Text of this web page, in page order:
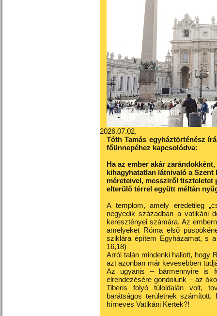
2026.07.02.
Tóth Tamás egyháztörténész
főünnepéhez kapcsolódva:
Ha az ember akár
kihagyhatatlan látnivaló a
méreteivel, messziről tiszteletet
elterülő térrel együtt méltán
A templom, amely eredetileg
negyedik században a vatikáni
keresztényei számára. Az
amelyeket Róma első
sziklára építem Egyházamat, s
16,18)
Arról talán mindenki hallott, hogy
azt azonban már kevesebben
Az ugyanis – bármennyire is
elrendezésére gondolunk – az
Tiberis folyó túloldalán volt,
barátságos területnek
hírneves Vatikáni Kertek?!